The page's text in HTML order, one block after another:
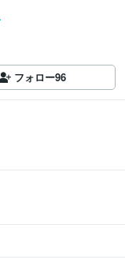
フォロー96